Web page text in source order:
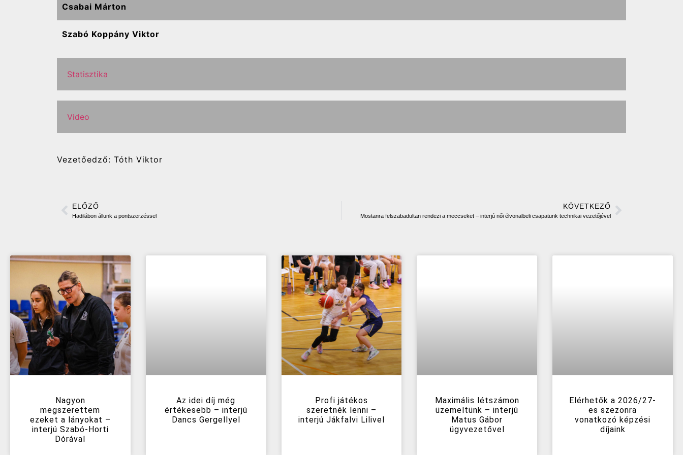
Csabai Márton
Szabó Koppány Viktor
Statisztika
Video
Vezetőedző: Tóth Viktor
ELŐZŐ
Hadilábon állunk a pontszerzéssel
KÖVETKEZŐ
Mostanra felszabadultan rendezi a meccseket – interjú női élvonalbeli csapatunk technikai vezetőjével
Nagyon
megszerettem
ezeket a lányokat –
interjú Szabó-Horti
Dórával
Az idei díj még
értékesebb – interjú
Dancs Gergellyel
Profi játékos
szeretnék lenni –
interjú Jákfalvi Lilivel
Maximális létszámon
üzemeltünk – interjú
Matus Gábor
ügyvezetővel
Elérhetők a 2026/27-
es szezonra
vonatkozó képzési
díjaink